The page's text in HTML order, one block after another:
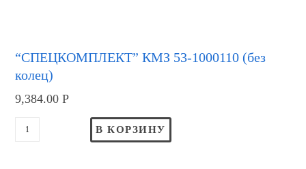
“СПЕЦКОМПЛЕКТ” КМЗ 53-1000110 (без
колец)
9,384.00Р
В КОРЗИНУ